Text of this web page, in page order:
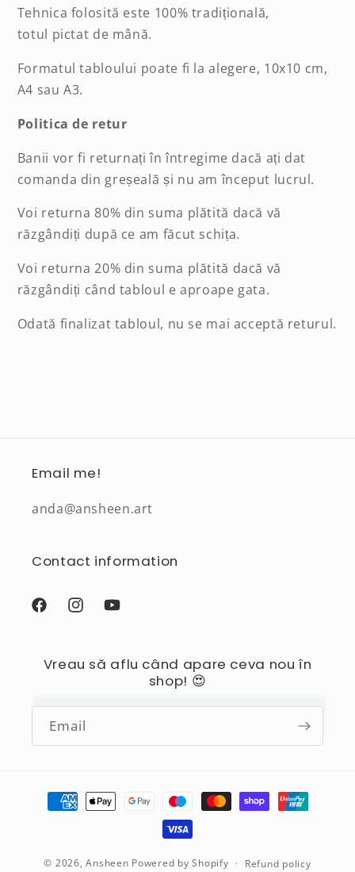
Tehnica folosită este 100% tradițională,
totul pictat de mână.
Formatul tabloului poate fi la alegere, 10x10 cm,
A4 sau A3.
Politica de retur
Banii vor fi returnați în întregime dacă ați dat
comanda din greșeală și nu am început lucrul.
Voi returna 80% din suma plătită dacă vă
răzgândiți după ce am făcut schița.
Voi returna 20% din suma plătită dacă vă
răzgândiți când tabloul e aproape gata.
Odată finalizat tabloul, nu se mai acceptă returul.
Email me!
anda@ansheen.art
Contact information
FacebookInstagramYouTube
Vreau să aflu când apare ceva nou în
shop! 😍
Email
Payment
methods
© 2026,Ansheen Powered by Shopify Refund policy